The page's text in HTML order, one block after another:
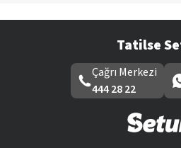
Tatilse
Çağrı Merkezi
444 28 22